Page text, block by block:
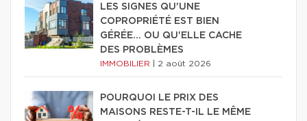
LES SIGNES QU'UNE
COPROPRIÉTÉ EST BIEN
GÉRÉE… OU QU'ELLE CACHE
DES PROBLÈMES
IMMOBILIER 2 août 2026
POURQUOI LE PRIX DES
MAISONS RESTE-T-IL LE MÊME